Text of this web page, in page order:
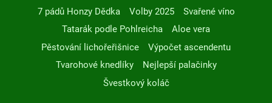
7 pádů Honzy Dědka
Volby 2025
Svařené víno
Tatarák podle Pohlreicha
Aloe vera
Pěstování lichořeřišnice
Výpočet ascendentu
Tvarohové knedlíky
Nejlepší palačinky
Švestkový koláč